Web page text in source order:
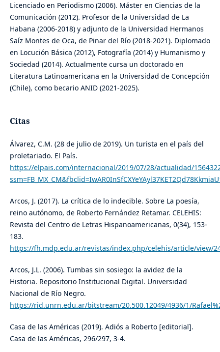
Licenciado en Periodismo (2006). Máster en Ciencias de la
Comunicación (2012). Profesor de la Universidad de La
Habana (2006-2018) y adjunto de la Universidad Hermanos
Saíz Montes de Oca, de Pinar del Río (2018-2021). Diplomado
en Locución Básica (2012), Fotografía (2014) y Humanismo y
Sociedad (2014). Actualmente cursa un doctorado en
Literatura Latinoamericana en la Universidad de Concepción
(Chile), como becario ANID (2021-2025).
Citas
Álvarez, C.M. (28 de julio de 2019). Un turista en el país del
proletariado. El País.
https://elpais.com/internacional/2019/07/28/actualidad/
Arcos, J. (2017). La crítica de lo indecible. Sobre La poesía,
reino autónomo, de Roberto Fernández Retamar. CELEHIS:
Revista del Centro de Letras Hispanoamericanas, 0(34), 153-
183.
https://fh.mdp.edu.ar/revistas/index.php/celehis/article/view/
Arcos, J.L. (2006). Tumbas sin sosiego: la avidez de la
Historia. Repositorio Institucional Digital. Universidad
Nacional de Río Negro.
https://rid.unrn.edu.ar/bitstream/20.500.12049/4936/1/
Casa de las Américas (2019). Adiós a Roberto [editorial].
Casa de las Américas, 296/297, 3-4.